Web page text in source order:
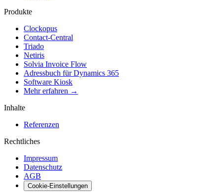
Produkte
Clockopus
Contact-Central
Triado
Netiris
Solvia Invoice Flow
Adressbuch für Dynamics 365
Software Kiosk
Mehr erfahren →
Inhalte
Referenzen
Rechtliches
Impressum
Datenschutz
AGB
Cookie-Einstellungen